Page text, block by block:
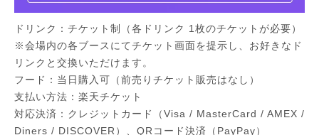
ドリンク：チケット制（各ドリンク 1枚のチケットが必要）
※会場内の各ブースにてチケット画面を提示し、お好きなド
リンクと交換いただけます。
フード：当日購入可（前売りチケット販売はなし）
支払い方法：楽天チケット
対応決済：クレジットカード（Visa / MasterCard / AMEX /
Diners / DISCOVER）、QRコード決済（PayPay）